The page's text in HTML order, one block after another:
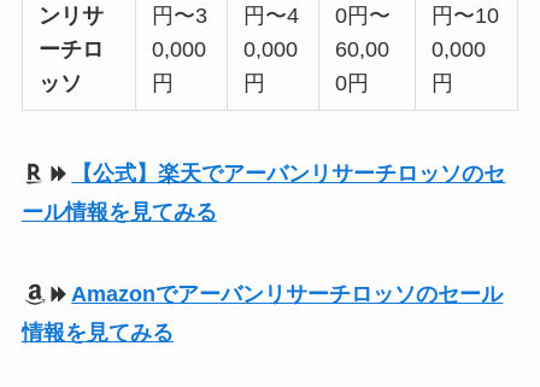
ンリサ
ーチロ
ッソ
円〜3
0,000
円
円〜4
0,000
円
0円〜
60,00
0円
円〜10
0,000
円
【公式】楽天でアーバンリサーチロッソのセ
ール情報を見てみる
Amazonでアーバンリサーチロッソのセール
情報を見てみる